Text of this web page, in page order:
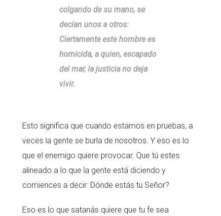
colgando de su mano, se
decían unos a otros:
Ciertamente este hombre es
homicida, a quien, escapado
del mar, la justicia no deja
vivir.
Esto significa que cuando estamos en pruebas, a
veces la gente se burla de nosotros. Y eso es lo
que el enemigo quiere provocar. Que tú estes
alineado a lo que la gente está diciendo y
comiences a decir: Dónde estás tu Señor?
Eso es lo que satanás quiere que tu fe sea